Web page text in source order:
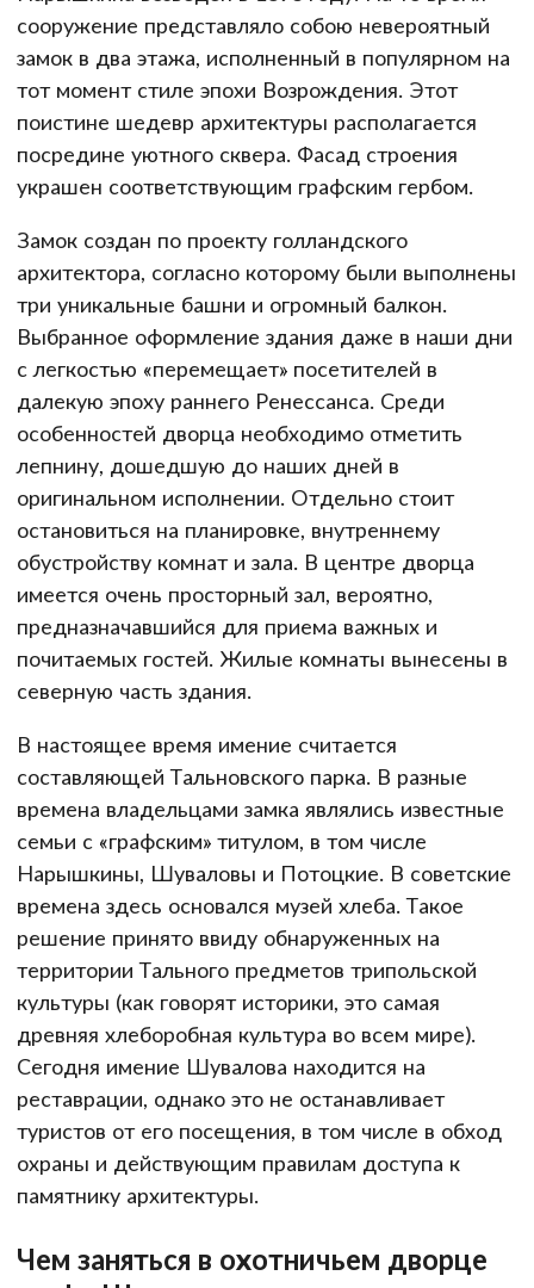
сооружение представляло собою невероятный
замок в два этажа, исполненный в популярном на
тот момент стиле эпохи Возрождения. Этот
поистине шедевр архитектуры располагается
посредине уютного сквера. Фасад строения
украшен соответствующим графским гербом.
Замок создан по проекту голландского
архитектора, согласно которому были выполнены
три уникальные башни и огромный балкон.
Выбранное оформление здания даже в наши дни
с легкостью «перемещает» посетителей в
далекую эпоху раннего Ренессанса. Среди
особенностей дворца необходимо отметить
лепнину, дошедшую до наших дней в
оригинальном исполнении. Отдельно стоит
остановиться на планировке, внутреннему
обустройству комнат и зала. В центре дворца
имеется очень просторный зал, вероятно,
предназначавшийся для приема важных и
почитаемых гостей. Жилые комнаты вынесены в
северную часть здания.
В настоящее время имение считается
составляющей Тальновского парка. В разные
времена владельцами замка являлись известные
семьи с «графским» титулом, в том числе
Нарышкины, Шуваловы и Потоцкие. В советские
времена здесь основался музей хлеба. Такое
решение принято ввиду обнаруженных на
территории Тального предметов трипольской
культуры (как говорят историки, это самая
древняя хлеборобная культура во всем мире).
Сегодня имение Шувалова находится на
реставрации, однако это не останавливает
туристов от его посещения, в том числе в обход
охраны и действующим правилам доступа к
памятнику архитектуры.
Чем заняться в охотничьем дворце